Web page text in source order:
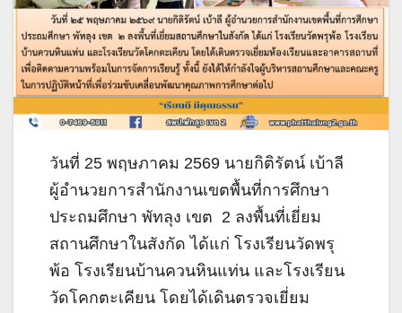
วันที่ 25 พฤษภาคม 2569 นายกิติรัตน์ เบ้าลี
ผู้อำนวยการสำนักงานเขตพื้นที่การศึกษา
ประถมศึกษา พัทลุง เขต 2 ลงพื้นที่เยี่ยม
สถานศึกษาในสังกัด ได้แก่ โรงเรียนวัดพรุ
พ้อ โรงเรียนบ้านควนหินแท่น และโรงเรียน
วัดโคกตะเคียน โดยได้เดินตรวจเยี่ยม